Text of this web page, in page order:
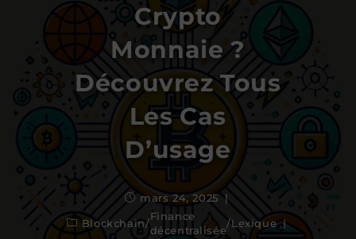
Crypto
Monnaie ?
Découvrez Tous
Les Cas
D’usage
mars 24, 2025
Blockchain/
Finance
décentralisée
/Lexique